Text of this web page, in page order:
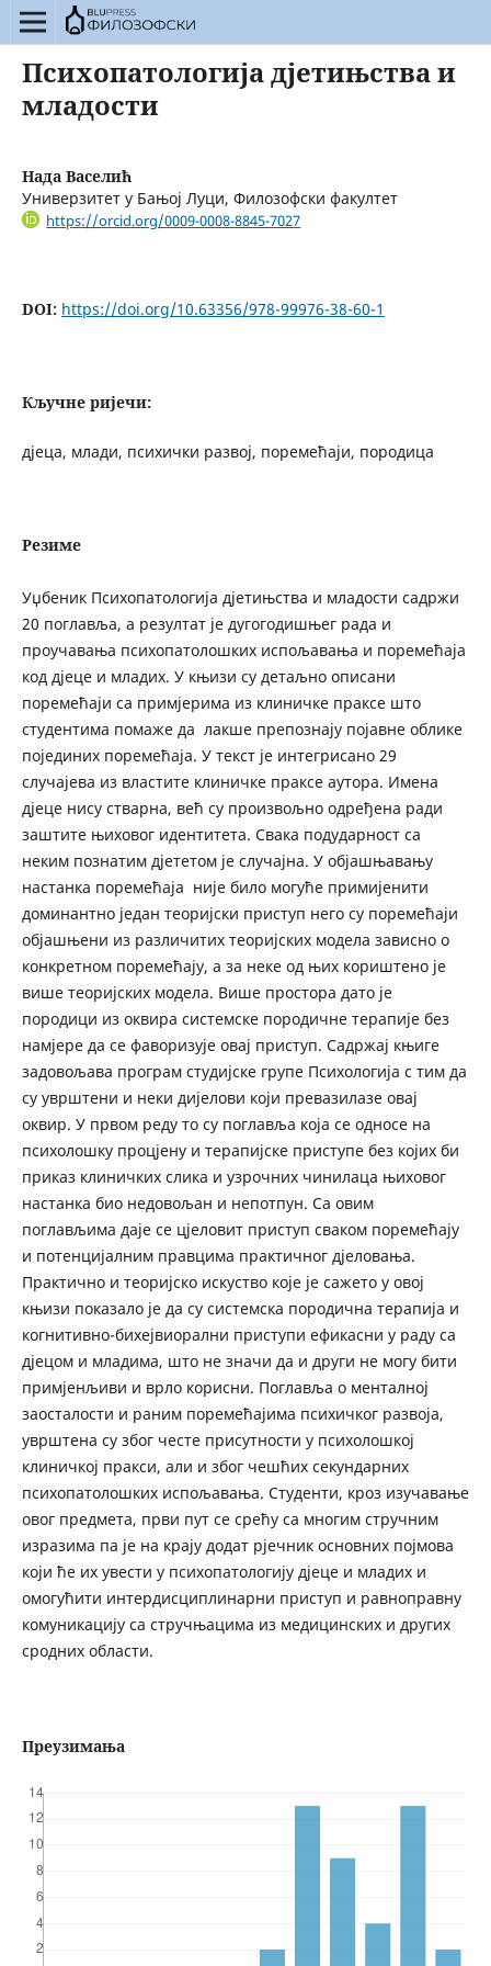
Психопатологија дјетињства и
младости
Нада Васелић
Универзитет у Бањој Луци, Филозофски факултет
https://orcid.org/0009-0008-8845-7027
DOI: https://doi.org/10.63356/978-99976-38-60-1
Кључне ријечи:
дјеца, млади, психички развој, поремећаји, породица
Резиме
Уџбеник Психопатологија д‌јетињства и младости садржи
20 поглавља, а резултат је дугогодишњег рада и
проучавања психопатолошких испољавања и поремећаја
код д‌јеце и младих. У књизи су детаљно описани
поремећаји са примјерима из клиничке праксе што
студентима помаже да лакше препознају појавне облике
појединих поремећаја. У текст је интегрисано 29
случајева из властите клиничке праксе аутора. Имена
д‌јеце нису стварна, већ су произвољно одређена ради
заштите њиховог идентитета. Свака подударност са
неким познатим д‌јететом је случајна. У објашњавању
настанка поремећаја није било могуће примијенити
доминантно један теоријски приступ него су поремећаји
објашњени из различитих теоријских модела зависно о
конкретном поремећају, а за неке од њих кориштено је
више теоријских модела. Више простора дато је
породици из оквира системске породичне терапије без
намјере да се фаворизује овај приступ. Садржај књиге
задовољава програм студијске групе Психологија с тим да
су уврштени и неки дијелови који превазилазе овај
оквир. У првом реду то су поглавља која се односе на
психолошку процјену и терапијске приступе без којих би
приказ клиничких слика и узрочних чинилаца њиховог
настанка био недовољан и непотпун. Са овим
поглављима даје се цјеловит приступ сваком поремећају
и потенцијалним правцима практичног д‌јеловања.
Практично и теоријско искуство које је сажето у овој
књизи показало је да су системска породична терапија и
когнитивно-бихејвиорални приступи ефикасни у раду са
д‌јецом и младима, што не значи да и други не могу бити
примјенљиви и врло корисни. Поглавља о менталној
заосталости и раним поремећајима психичког развоја,
уврштена су због честе присутности у психолошкој
клиничкој пракси, али и због чешћих секундарних
психопатолошких испољавања. Студенти, кроз изучавање
овог предмета, први пут се срећу са многим стручним
изразима па је на крају додат рјечник основних појмова
који ће их увести у психопатологију д‌јеце и младих и
омогућити интердисциплинарни приступ и равноправну
комуникацију са стручњацима из медицинских и других
сродних области.
Преузимања